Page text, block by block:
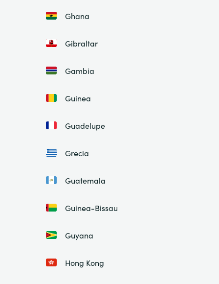
Ghana
Gibraltar
Gambia
Guinea
Guadelupe
Grecia
Guatemala
Guinea-Bissau
Guyana
Hong Kong